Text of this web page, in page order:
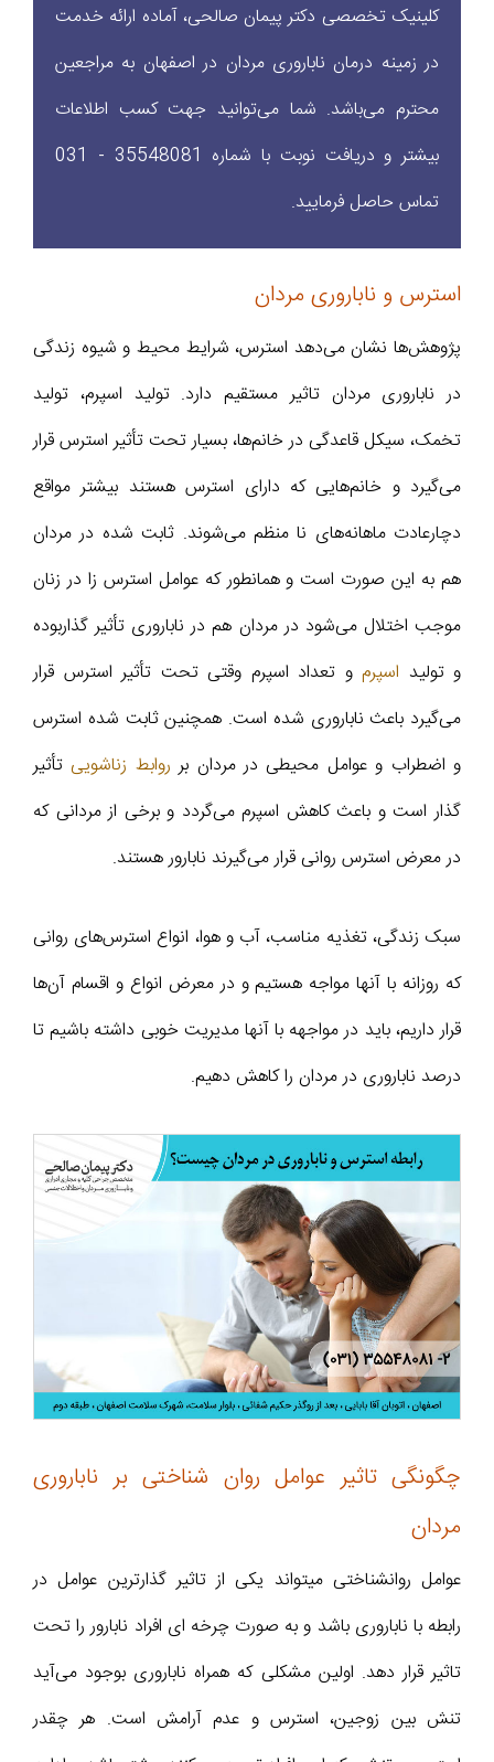
کلینیک تخصصی دکتر پیمان صالحی، آماده ارائه خدمت
در زمینه درمان ناباروری مردان در اصفهان به مراجعین
محترم می‌باشد. شما می‌توانید جهت کسب اطلاعات
بیشتر و دریافت نوبت با شماره‌ 35548081 - 031
تماس حاصل فرمایید.
استرس و ناباروری مردان
پژوهش‌ها نشان می‌دهد استرس، شرایط محیط و شیوه زندگی
در ناباروری مردان تاثیر مستقیم دارد. تولید اسپرم، تولید
تخمک، سیکل قاعدگی در خانم‌ها، بسیار تحت تأثیر استرس قرار
می‌گیرد و خانم‌هایی که دارای استرس هستند بیشتر مواقع
دچارعادت ماهانه‌های نا منظم می‌شوند. ثابت شده در مردان
هم به این صورت است و همانطور که عوامل استرس زا در زنان
موجب اختلال می‌شود در مردان هم در ناباروری تأثیر گذاربوده
و تولید اسپرم و تعداد اسپرم وقتی تحت تأثیر استرس قرار
می‌گیرد باعث ناباروری شده است. همچنین ثابت شده استرس
و اضطراب و عوامل محیطی در مردان بر روابط زناشویی تأثیر
گذار است و باعث کاهش اسپرم می‌گردد و برخی از مردانی که
در معرض استرس روانی قرار می‌گیرند نابارور هستند.
سبک زندگی، تغذیه مناسب، آب و هوا، انواع استرس‌های روانی
که روزانه با آنها مواجه هستیم و در معرض انواع و اقسام آن‌ها
قرار داریم، باید در مواجهه با آنها مدیریت خوبی داشته باشیم تا
درصد ناباروری در مردان را کاهش دهیم.
چگونگی تاثیر عوامل روان شناختی بر ناباروری
مردان
عوامل روان­شناختی می­تواند یکی از تاثیر گذارترین عوامل در
رابطه با ناباروری باشد و به صورت چرخه ای افراد نابارور را تحت
تاثیر قرار دهد. اولین مشکلی که همراه ناباروری بوجود می‌آید
تنش بین زوجین، استرس و عدم آرامش است. هر چقدر